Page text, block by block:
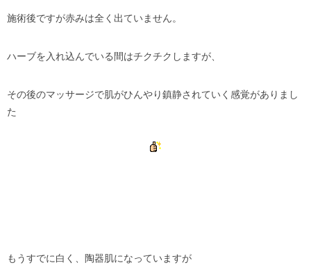
施術後ですが赤みは全く出ていません。
ハーブを入れ込んでいる間はチクチクしますが、
その後のマッサージで肌がひんやり鎮静されていく感覚がありまし
た
もうすでに白く、陶器肌になっていますが